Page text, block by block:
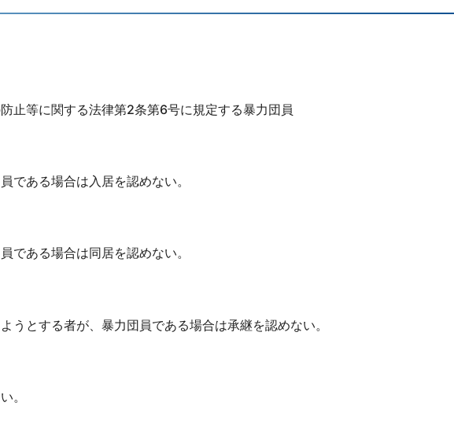
止等に関する法律第2条第6号に規定する暴力団員
である場合は入居を認めない。
である場合は同居を認めない。
うとする者が、暴力団員である場合は承継を認めない。
。